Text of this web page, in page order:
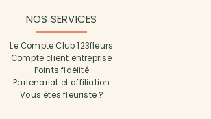
NOS SERVICES
Le Compte Club 123fleurs
Compte client entreprise
Points fidélité
Partenariat et affiliation
Vous êtes fleuriste ?